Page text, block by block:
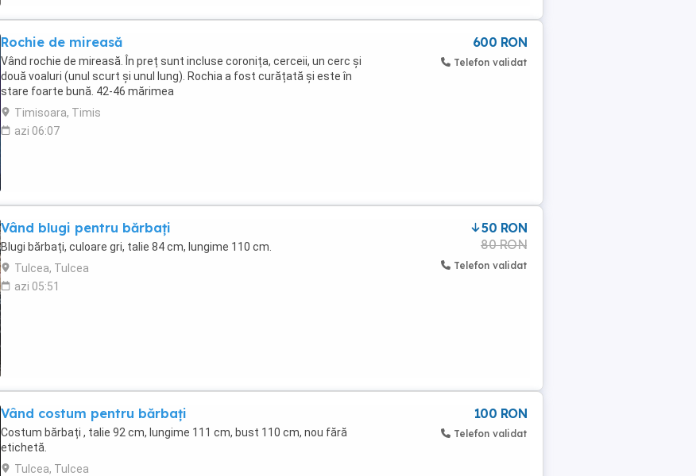
Rochie de mireasă
Vând rochie de mireasă. În preț sunt incluse coronița, cerceii, un cerc și
două voaluri (unul scurt și unul lung). Rochia a fost curățată și este în
stare foarte bună. 42-46 mărimea
Timisoara, Timis
azi 06:07
600 RON
Telefon validat
Vând blugi pentru bărbați
Blugi bărbați, culoare gri, talie 84 cm, lungime 110 cm.
Tulcea, Tulcea
azi 05:51
50 RON
80 RON
Telefon validat
Vând costum pentru bărbați
Costum bărbați , talie 92 cm, lungime 111 cm, bust 110 cm, nou fără
etichetă.
Tulcea, Tulcea
100 RON
Telefon validat